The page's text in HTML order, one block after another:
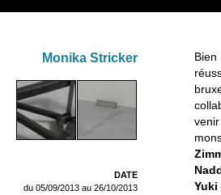
Monika Stricker
DATE
du 05/09/2013 au 26/10/2013
Yuki